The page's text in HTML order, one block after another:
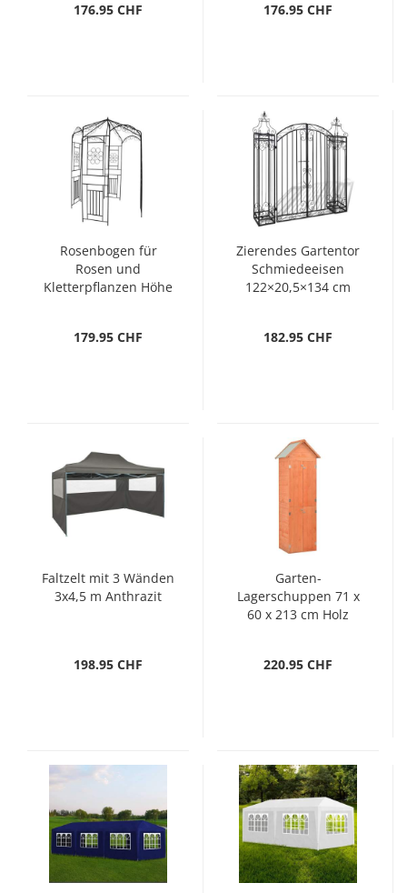
176.95 CHF 176.95 CHF
Rosenbogen für
Rosen und
Kletterpflanzen Höhe
179.95 CHF
Zierendes Gartentor
Schmiedeeisen
122×20,5×134 cm
182.95 CHF
Faltzelt mit 3 Wänden
3x4,5 m Anthrazit
198.95 CHF
Garten-
Lagerschuppen 71 x
60 x 213 cm Holz
220.95 CHF